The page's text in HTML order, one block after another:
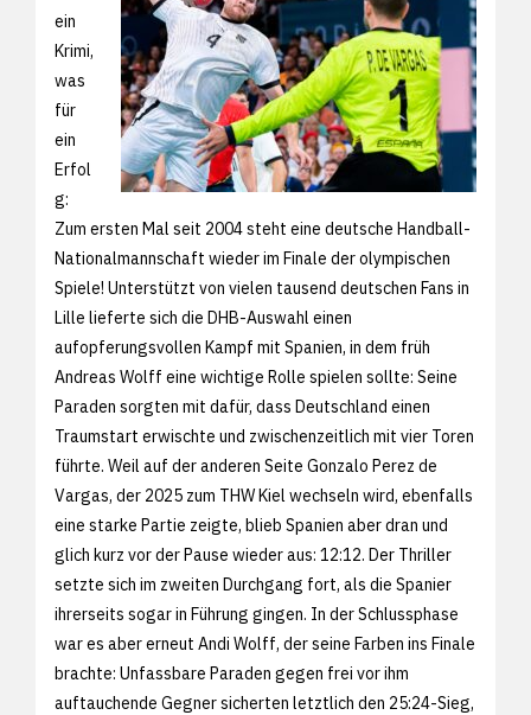
ein
Krimi,
was
für
ein
Erfol
g:
Zum ersten Mal seit 2004 steht eine deutsche Handball-
Nationalmannschaft wieder im Finale der olympischen
Spiele! Unterstützt von vielen tausend deutschen Fans in
Lille lieferte sich die DHB-Auswahl einen
aufopferungsvollen Kampf mit Spanien, in dem früh
Andreas Wolff eine wichtige Rolle spielen sollte: Seine
Paraden sorgten mit dafür, dass Deutschland einen
Traumstart erwischte und zwischenzeitlich mit vier Toren
führte. Weil auf der anderen Seite Gonzalo Perez de
Vargas, der 2025 zum THW Kiel wechseln wird, ebenfalls
eine starke Partie zeigte, blieb Spanien aber dran und
glich kurz vor der Pause wieder aus: 12:12. Der Thriller
setzte sich im zweiten Durchgang fort, als die Spanier
ihrerseits sogar in Führung gingen. In der Schlussphase
war es aber erneut Andi Wolff, der seine Farben ins Finale
brachte: Unfassbare Paraden gegen frei vor ihm
auftauchende Gegner sicherten letztlich den 25:24-Sieg,